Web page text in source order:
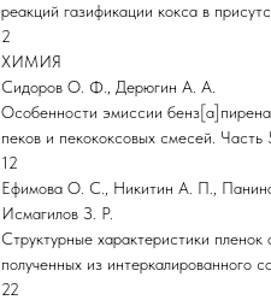
реакций газификации кокса в
2
ХИМИЯ
Сидоров О. Ф., Дерюгин А. А.
Особенности эмиссии
пеков и пекококсовых смесей. Часть
12
Ефимова О. С., Никитин А. П.,
Исмагилов З. Р.
Структурные характеристики пленок
полученных из интеркалированного
22